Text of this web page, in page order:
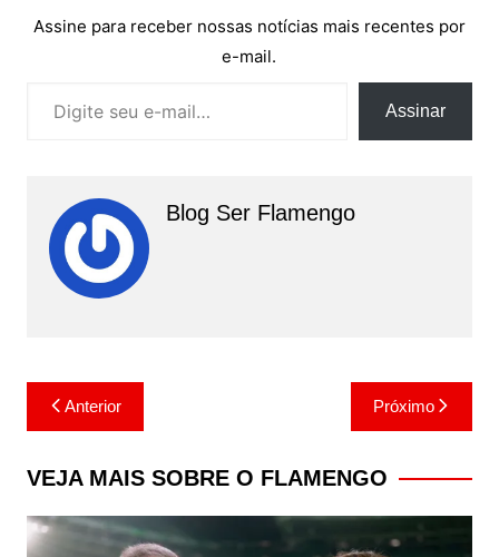
Assine para receber nossas notícias mais recentes por
e-mail.
Assinar
Blog Ser Flamengo
Navegação
de
Post
Anterior Próximo
VEJA MAIS SOBRE O FLAMENGO